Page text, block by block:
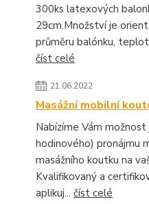
300ks latexových
29cm.Množství je
průměru balónku,
číst celé
21.06.2022
Masážní mobilní
Nabízíme Vám
hodinového) pronájmu
masážního koutku na
Kvalifikovaný a
aplikuj... číst celé